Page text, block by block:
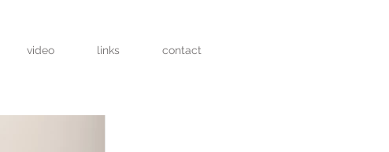
video links contact